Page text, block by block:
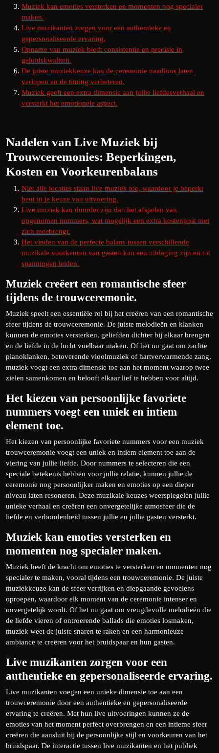
Muziek kan emoties versterken en momenten nog specialer
maken.
Live muzikanten zorgen voor een authentieke en
gepersonaliseerde ervaring.
Opname van muziek biedt consistentie en precisie in
geluidskwaliteit.
De juiste muziekkeuze kan de ceremonie naadloos laten
verlopen en de timing verbeteren.
Muziek geeft een extra dimensie aan jullie liefdesverhaal en
versterkt het emotionele aspect.
Nadelen van Live Muziek bij
Trouwceremonies: Beperkingen,
Kosten en Voorkeurenbalans
Niet alle locaties staan live muziek toe, waardoor je beperkt
bent in je keuze van uitvoering.
Live muziek kan duurder zijn dan het afspelen van
opgenomen nummers, wat mogelijk een extra kostenpost met
zich meebrengt.
Het vinden van de perfecte balans tussen verschillende
muzikale voorkeuren van gasten kan een uitdaging zijn en tot
spanningen leiden.
Muziek creëert een romantische sfeer
tijdens de trouwceremonie.
Muziek speelt een essentiële rol bij het creëren van een romantische
sfeer tijdens de trouwceremonie. De juiste melodieën en klanken
kunnen de emoties versterken, geliefden dichter bij elkaar brengen
en de liefde in de lucht voelbaar maken. Of het nu gaat om zachte
pianoklanken, betoverende vioolmuziek of hartverwarmende zang,
muziek voegt een extra dimensie toe aan het moment waarop twee
zielen samenkomen en belooft elkaar lief te hebben voor altijd.
Het kiezen van persoonlijke favoriete
nummers voegt een uniek en intiem
element toe.
Het kiezen van persoonlijke favoriete nummers voor een muziek
trouwceremonie voegt een uniek en intiem element toe aan de
viering van jullie liefde. Door nummers te selecteren die een
speciale betekenis hebben voor jullie relatie, kunnen jullie de
ceremonie nog persoonlijker maken en emoties op een dieper
niveau laten resoneren. Deze muzikale keuzes weerspiegelen jullie
unieke verhaal en creëren een onvergetelijke atmosfeer die de
liefde en verbondenheid tussen jullie en jullie gasten versterkt.
Muziek kan emoties versterken en
momenten nog specialer maken.
Muziek heeft de kracht om emoties te versterken en momenten nog
specialer te maken, vooral tijdens een trouwceremonie. De juiste
muziekkeuze kan de sfeer verrijken en diepgaande gevoelens
oproepen, waardoor elk moment van de ceremonie intenser en
onvergetelijk wordt. Of het nu gaat om vreugdevolle melodieën die
de liefde vieren of ontroerende ballads die emoties losmaken,
muziek weet de juiste snaren te raken en een harmonieuze
ambiance te creëren voor het bruidspaar en hun gasten.
Live muzikanten zorgen voor een
authentieke en gepersonaliseerde ervaring.
Live muzikanten voegen een unieke dimensie toe aan een
trouwceremonie door een authentieke en gepersonaliseerde
ervaring te creëren. Met hun live uitvoeringen kunnen ze de
emoties van het moment perfect overbrengen en een intieme sfeer
creëren die aansluit bij de persoonlijke stijl en voorkeuren van het
bruidspaar. De interactie tussen live muzikanten en het publiek